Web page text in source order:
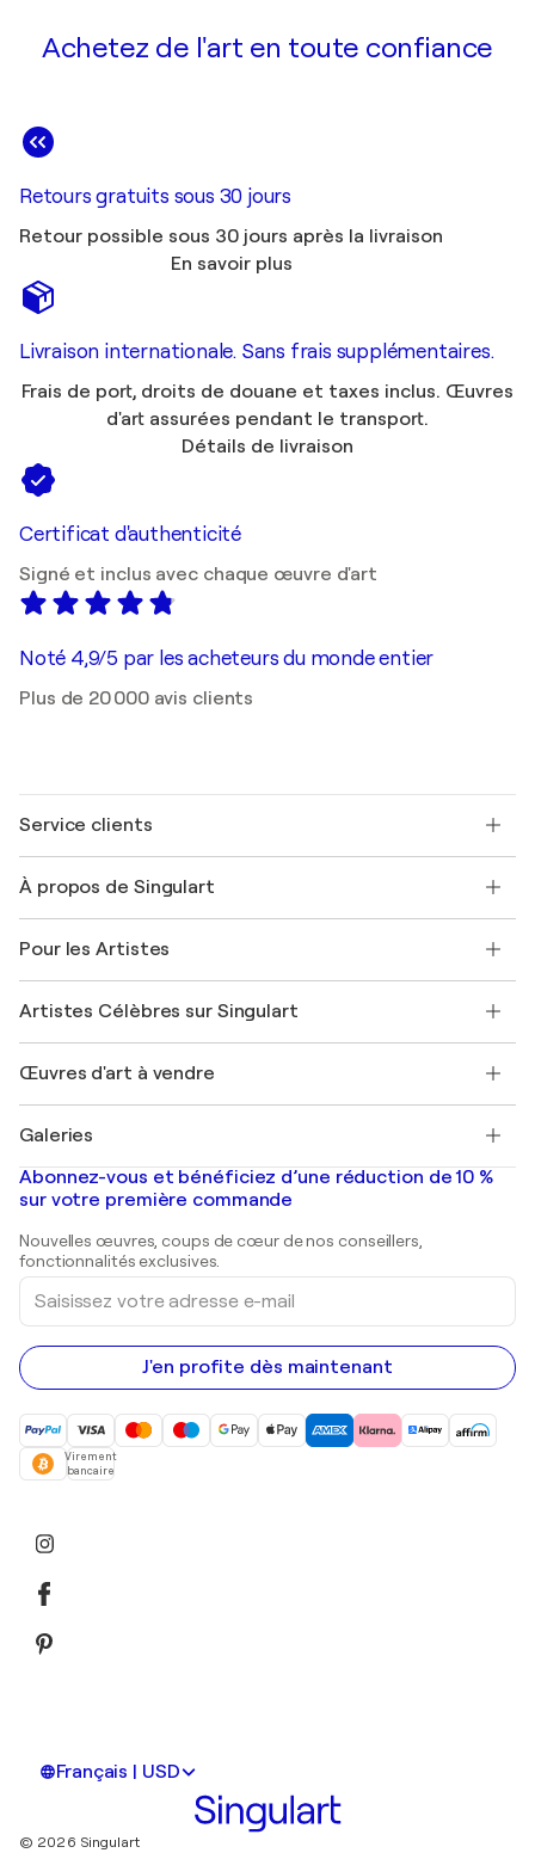
Achetez de l'art en toute confiance
Retours gratuits sous 30 jours
Retour possible sous 30 jours après la livraison
En savoir plus
Livraison internationale. Sans frais supplémentaires.
Frais de port, droits de douane et taxes inclus. Œuvres
d'art assurées pendant le transport.
Détails de livraison
Certificat d'authenticité
Signé et inclus avec chaque œuvre d'art
Noté 4,9/5 par les acheteurs du monde entier
Plus de 20 000 avis clients
Service clients
Expédition
Offrir une carte cadeau
Rejoignez notre programme commercial
Mon compte
+33 1 76 44 06 42
À propos de Singulart
FAQ
Magazine Singulart
Emplois
Découvrez une sélection d'art original
Pour les Artistes
Se connecter en tant qu'Artiste
Artistes Célèbres sur Singulart
Marc Chagall
Banksy
Mr. Brainwash
Shepard Fairey
Œuvres d'art à vendre
Tableaux abstraits à vendre
Peintures de paysage
Estampes
Peintures acryliques
Galeries
Galeries d'art en France
Galeries d'art en Belgique
Abonnez-vous et bénéficiez d’une réduction de 10 %
sur votre première commande
Nouvelles œuvres, coups de cœur de nos conseillers,
fonctionnalités exclusives.
Saisissez
votre
adresse
e-
mail
J'en profite dès maintenant
Virement
bancaire
Français | USD
© 2026 Singulart